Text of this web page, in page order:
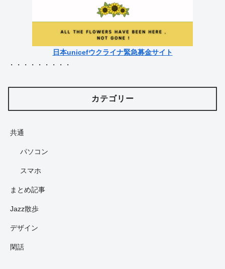
日本unicefウクライナ緊急募金サイト
・・・・・・・・・
カテゴリー
共通
パソコン
スマホ
まとめ記事
Jazz散歩
デザイン
閑話